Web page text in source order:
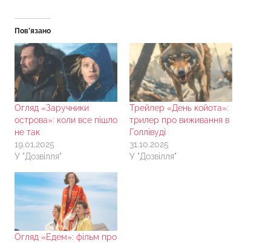
Пов’язано
Огляд «Заручники
острова»: коли все пішло
не так
19.01.2025
У "Дозвілля"
Трейлер «День койота»:
трилер про виживання в
Голлівуді
31.10.2025
У "Дозвілля"
Огляд «Едем»: фільм про